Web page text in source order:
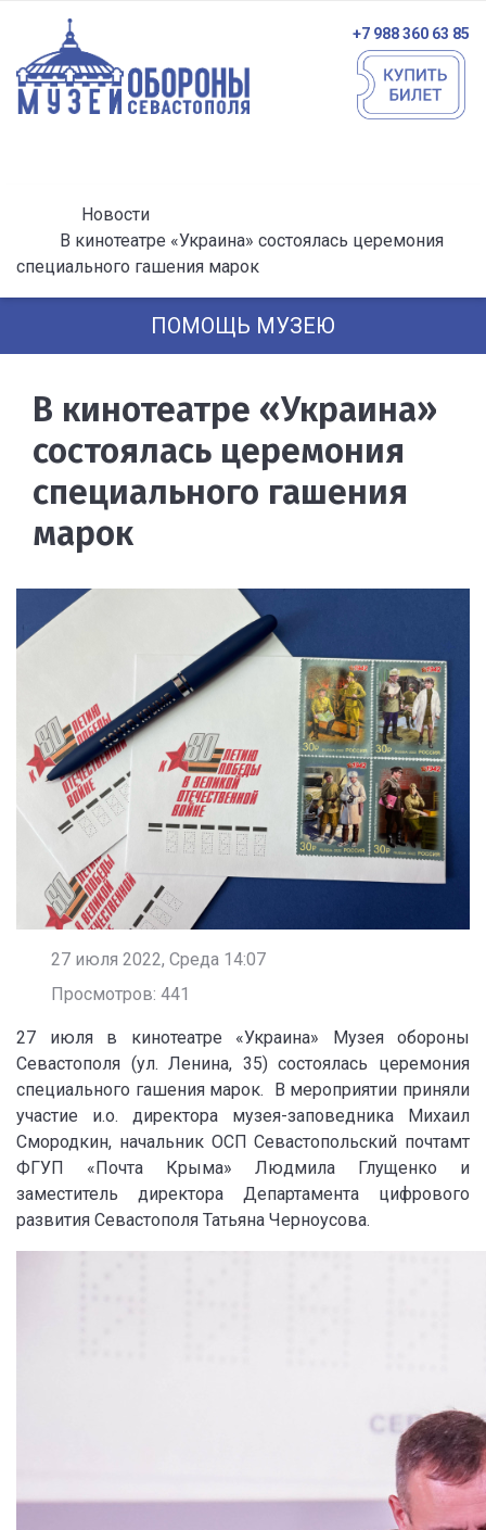
+7 988 360 63 85
Новости
В кинотеатре «Украина» состоялась церемония
специального гашения марок
ПОМОЩЬ МУЗЕЮ
В кинотеатре «Украина»
состоялась церемония
специального гашения
марок
27 июля 2022, Среда 14:07
Просмотров: 441
27 июля в кинотеатре «Украина» Музея обороны
Севастополя (ул. Ленина, 35) состоялась церемония
специального гашения марок. В мероприятии приняли
участие и.о. директора музея-заповедника Михаил
Смородкин, начальник ОСП Севастопольский почтамт
ФГУП «Почта Крыма» Людмила Глущенко и
заместитель директора Департамента цифрового
развития Севастополя Татьяна Черноусова.